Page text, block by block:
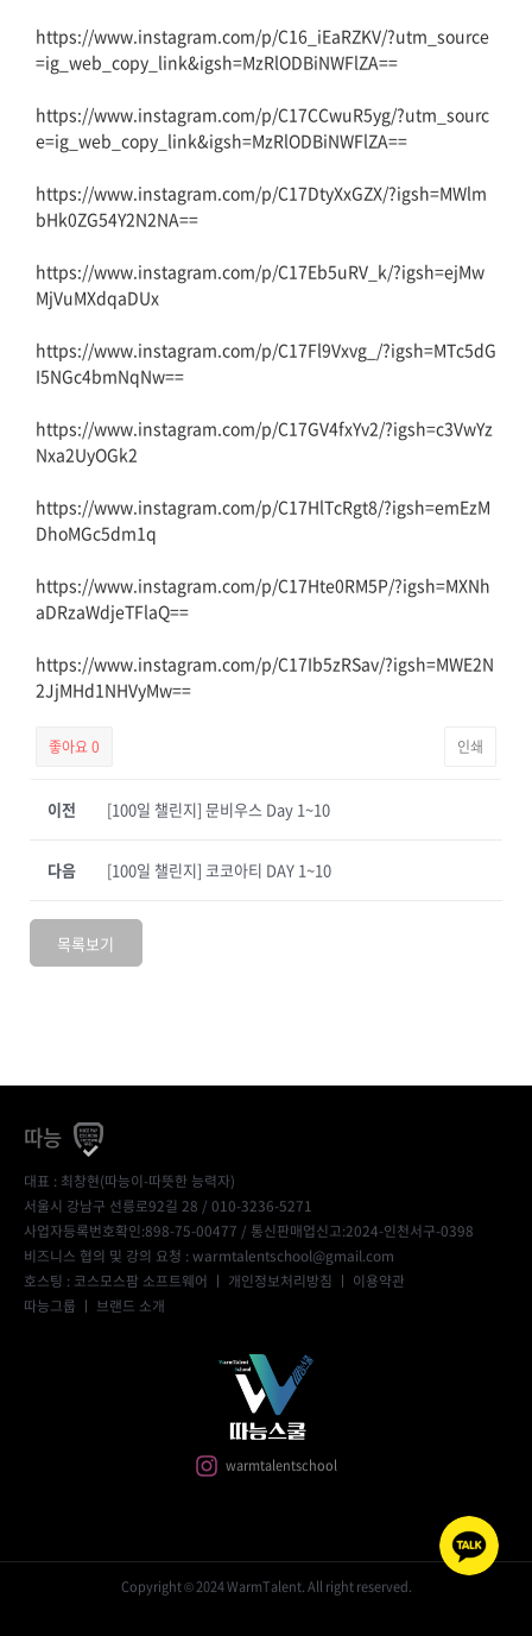
https://www.instagram.com/p/C16_iEaRZKV/?utm_source
=ig_web_copy_link&igsh=MzRlODBiNWFlZA==
https://www.instagram.com/p/C17CCwuR5yg/?utm_sourc
e=ig_web_copy_link&igsh=MzRlODBiNWFlZA==
https://www.instagram.com/p/C17DtyXxGZX/?igsh=MWlm
bHk0ZG54Y2N2NA==
https://www.instagram.com/p/C17Eb5uRV_k/?igsh=ejMw
MjVuMXdqaDUx
https://www.instagram.com/p/C17Fl9Vxvg_/?igsh=MTc5dG
I5NGc4bmNqNw==
https://www.instagram.com/p/C17GV4fxYv2/?igsh=c3VwYz
Nxa2UyOGk2
https://www.instagram.com/p/C17HlTcRgt8/?igsh=emEzM
DhoMGc5dm1q
https://www.instagram.com/p/C17Hte0RM5P/?igsh=MXNh
aDRzaWdjeTFlaQ==
https://www.instagram.com/p/C17Ib5zRSav/?igsh=MWE2N
2JjMHd1NHVyMw==
좋아요0 인쇄
이전 [100일 챌린지] 문비우스 Day 1~10
[100일 챌린지] 코코아티 DAY 1~10
다음
목록보기
따능
대표 : 최창현(따능이-따뜻한 능력자)
서울시 강남구 선릉로92길 28 / 010-3236-5271
사업자등록번호확인:898-75-00477 / 통신판매업신고:2024-인천서구-0398
비즈니스 협의 및 강의 요청 : warmtalentschool@gmail.com
호스팅 : 코스모스팜 소프트웨어 ㅣ 개인정보처리방침 ㅣ 이용약관
따능그룹 ㅣ 브랜드 소개
warmtalentschool
Copyright © 2024 WarmTalent. All right reserved.